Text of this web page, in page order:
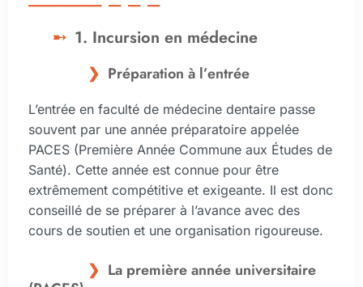
1. Incursion en médecine
Préparation à l’entrée
L’entrée en faculté de médecine dentaire passe
souvent par une année préparatoire appelée
PACES (Première Année Commune aux Études de
Santé). Cette année est connue pour être
extrêmement compétitive et exigeante. Il est donc
conseillé de se préparer à l’avance avec des
cours de soutien et une organisation rigoureuse.
La première année universitaire